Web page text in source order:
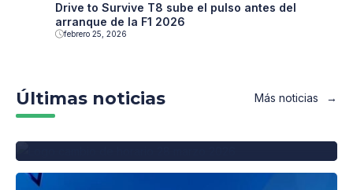
Drive to Survive T8 sube el pulso antes del
arranque de la F1 2026
febrero 25, 2026
Últimas noticias Más noticias
El cambio horario en Europa
marca el ritmo del ocio